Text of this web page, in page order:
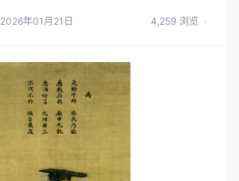
2026年01月21日 4,259 浏览